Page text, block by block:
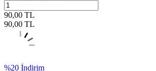
90,00 TL
90,00 TL
%20 İndirim